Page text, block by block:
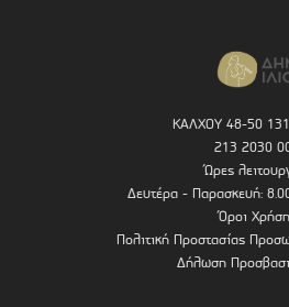
ΚΑΛΧΟΥ 48-50
213 2030
Ώρες
Δευτέρα - Παρασκευή:
Όροι
Πολιτική Προστασίας
Δήλωση